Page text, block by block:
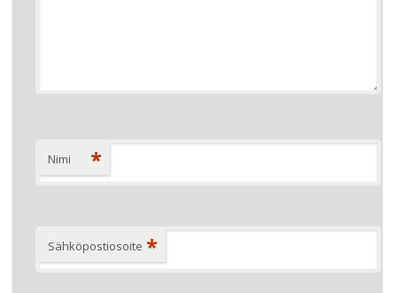
Nimi *
Sähköpostiosoite *